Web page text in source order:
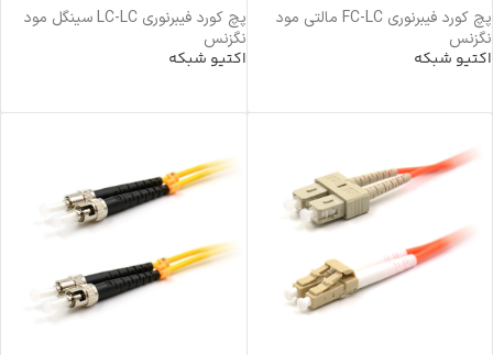
پچ کورد فیبرنوری FC-LC مالتی مود
نگزنس
اکتیو شبکه
پچ کورد فیبرنوری LC-LC سینگل مود
نگزنس
اکتیو شبکه